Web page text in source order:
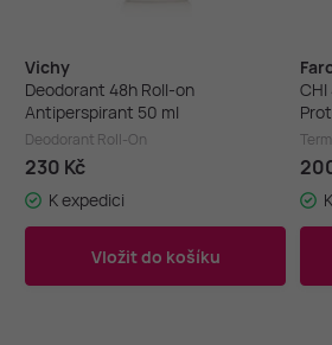
Vichy
Deodorant 48h Roll-on
Antiperspirant 50 ml
Deodorant Roll-On
230 Kč
K expedici
Vložit do košíku